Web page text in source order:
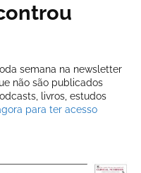
semana na newsletter
não são publicados
livros, estudos
para ter acesso